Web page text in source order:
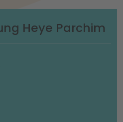
Heye Parchim